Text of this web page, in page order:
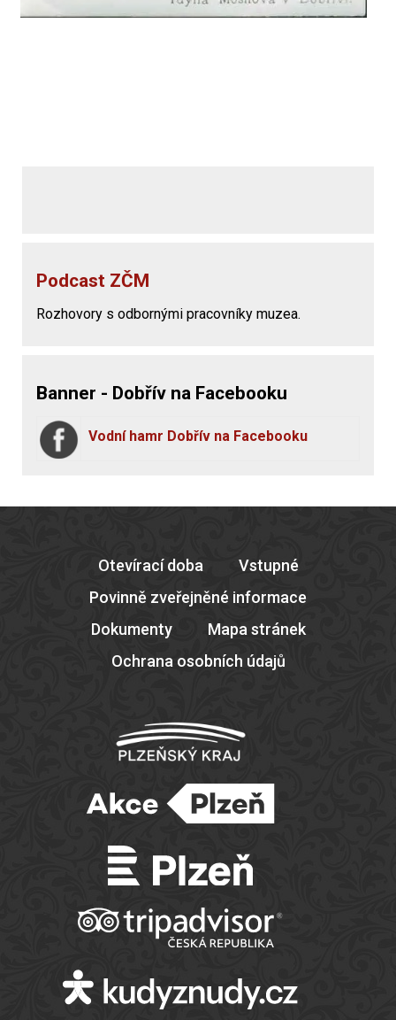
Podcast ZČM
Rozhovory s odbornými pracovníky muzea.
Banner - Dobřív na Facebooku
Vodní hamr Dobřív na Facebooku
Otevírací doba
Vstupné
Povinně zveřejněné informace
Dokumenty
Mapa stránek
Ochrana osobních údajů